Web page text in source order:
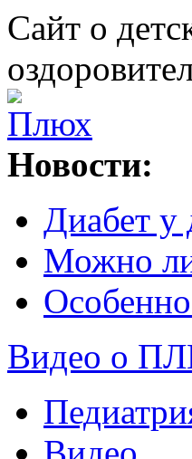
Сайт о
Новости:
Диабет у
Можно
Видео о